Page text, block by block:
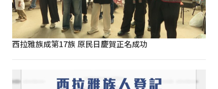
西拉雅族成第17族 原民日慶賀正名成功